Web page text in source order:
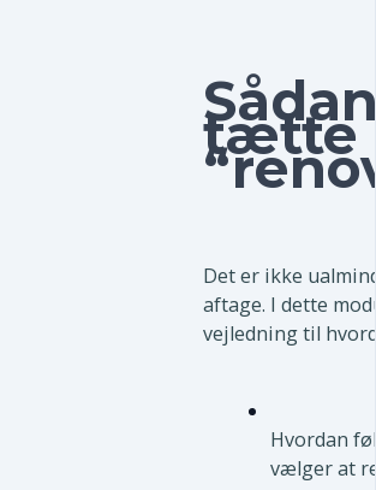
tætte
Det er ikke
aftage. I dette
vejledning til
Hvordan
vælger at